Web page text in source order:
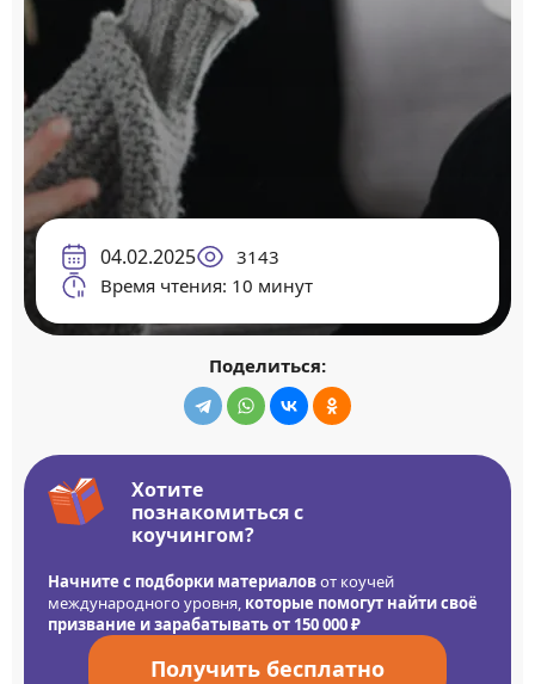
04.02.2025
3143
Время чтения: 10 минут
Поделиться:
Хотите
познакомиться с
коучингом?
Начните с подборки материаловот коучей
международного уровня, которые помогут найти своё
призвание и зарабатывать от 150 000 ₽
Получить бесплатно